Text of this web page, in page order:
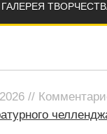
ГАЛЕРЕЯ
//